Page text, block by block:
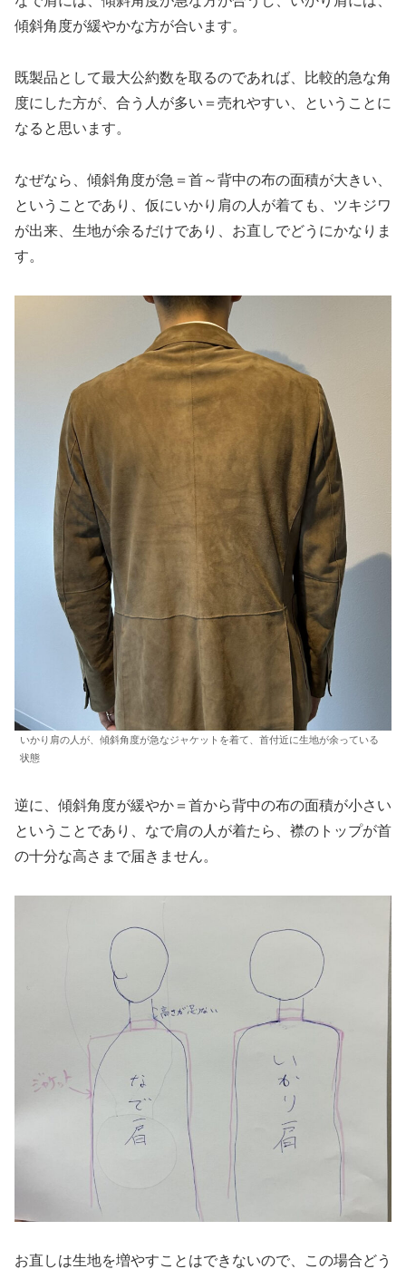
傾斜角度が緩やかな方が合います。
既製品として最大公約数を取るのであれば、比較的急な角
度にした方が、合う人が多い＝売れやすい、ということに
なると思います。
なぜなら、傾斜角度が急＝首～背中の布の面積が大きい、
ということであり、仮にいかり肩の人が着ても、ツキジワ
が出来、生地が余るだけであり、お直しでどうにかなりま
す。
いかり肩の人が、傾斜角度が急なジャケットを着て、首付近に生地が余っている
状態
逆に、傾斜角度が緩やか＝首から背中の布の面積が小さい
ということであり、なで肩の人が着たら、襟のトップが首
の十分な高さまで届きません。
お直しは生地を増やすことはできないので、この場合どう